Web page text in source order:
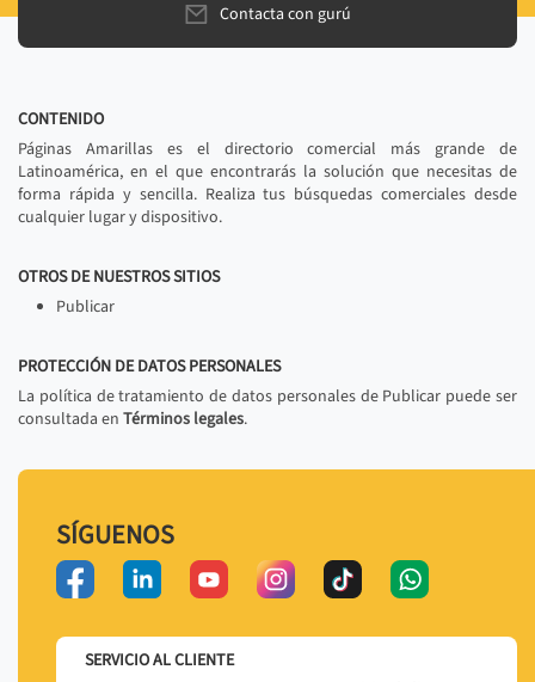
Contacta con gurú
CONTENIDO
Páginas Amarillas es el directorio comercial más grande de
Latinoamérica, en el que encontrarás la solución que necesitas de
forma rápida y sencilla. Realiza tus búsquedas comerciales desde
cualquier lugar y dispositivo.
OTROS DE NUESTROS SITIOS
Publicar
PROTECCIÓN DE DATOS PERSONALES
La política de tratamiento de datos personales de Publicar puede ser
consultada en Términos legales.
SÍGUENOS
SERVICIO AL CLIENTE